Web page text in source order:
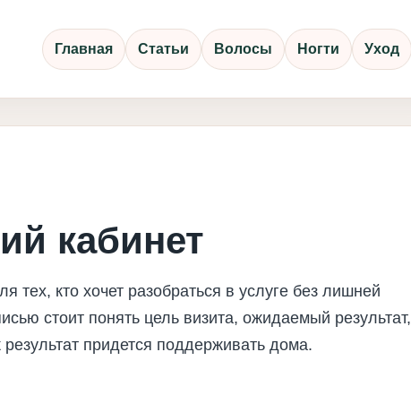
Главная Статьи Волосы Ногти Уход
кабинет
тех, кто хочет разобраться в услуге без лишней
стоит понять цель визита, ожидаемый результат,
придется поддерживать дома.